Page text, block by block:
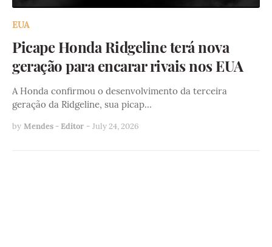
EUA
Picape Honda Ridgeline terá nova
geração para encarar rivais nos EUA
A Honda confirmou o desenvolvimento da terceira
geração da Ridgeline, sua picap…
by Mendes - Editor - July 24, 2026